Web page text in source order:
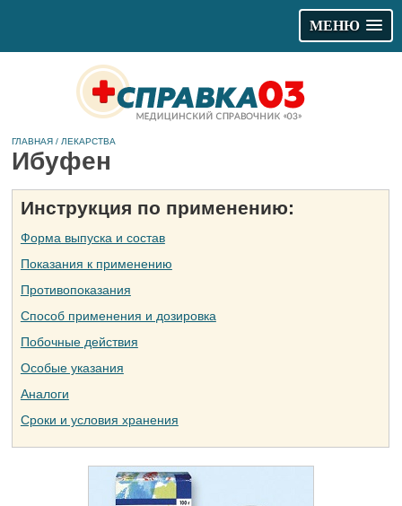
МЕНЮ
ГЛАВНАЯ / ЛЕКАРСТВА
Ибуфен
Инструкция по применению:
Форма выпуска и состав
Показания к применению
Противопоказания
Способ применения и дозировка
Побочные действия
Особые указания
Аналоги
Сроки и условия хранения